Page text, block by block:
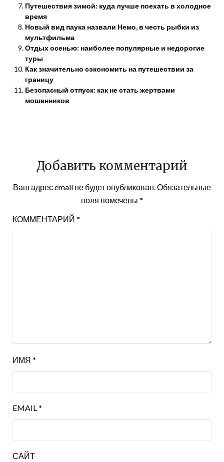
Путешествия зимой: куда лучше поехать в холодное
время
Новый вид паука назвали Немо, в честь рыбки из
мультфильма
Отдых осенью: наиболее популярные и недорогие
туры
Как значительно сэкономить на путешествии за
границу
Безопасный отпуск: как не стать жертвами
мошенников
Добавить комментарий
Ваш адрес email не будет опубликован.Обязательные
поля помечены *
КОММЕНТАРИЙ *
ИМЯ *
EMAIL*
САЙТ